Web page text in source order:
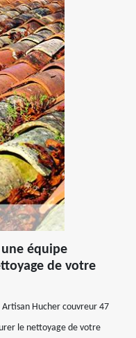
équipe
de votre
Hucher couvreur 47
le nettoyage de votre